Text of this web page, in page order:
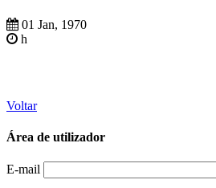
01 Jan, 1970
h
Voltar
Área de utilizador
E-mail